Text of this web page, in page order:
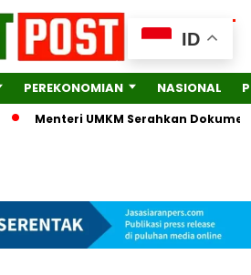
PEREKONOMIAN NASIONAL
Menteri UMKM Serahkan Dokumen
ID